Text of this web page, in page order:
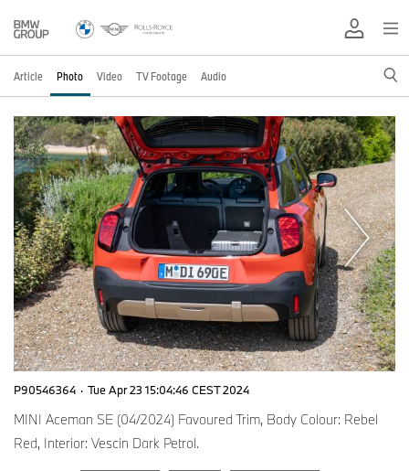
Article Photo Video TV Footage Audio
P90546364 · Tue Apr 23 15:04:46 CEST 2024
MINI Aceman SE (04/2024) Favoured Trim, Body Colour: Rebel
Red, Interior: Vescin Dark Petrol.